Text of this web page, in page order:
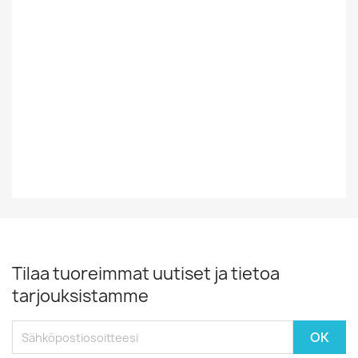
Tilaa tuoreimmat uutiset ja tietoa
tarjouksistamme